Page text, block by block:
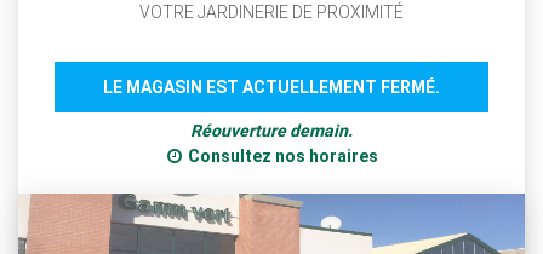
VOTRE JARDINERIE DE PROXIMITÉ
LE MAGASIN EST ACTUELLEMENT FERMÉ.
Réouverture demain.
Consultez nos horaires